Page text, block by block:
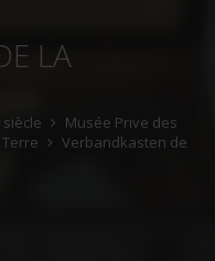
LA
Musée Prive des
Verbandkasten de